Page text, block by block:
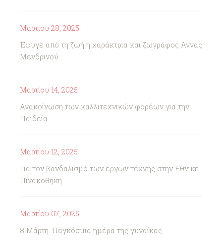
Μαρτίου 28, 2025
Έφυγε από τη ζωή η χαράκτρια και ζωγράφος Άννας
Μενδρινού
Μαρτίου 14, 2025
Ανακοίνωση των καλλιτεχνικών φορέων για την
Παιδεία
Μαρτίου 12, 2025
Για τον βανδαλισμό των έργων τέχνης στην Εθνική
Πινακοθήκη
Μαρτίου 07, 2025
8 Μάρτη. Παγκόσμια ημέρα της γυναίκας